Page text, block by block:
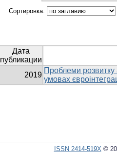
Сортировка:
Дата
публикации
2019
Проблеми розвитку
умовах
ISSN 2414-519X©